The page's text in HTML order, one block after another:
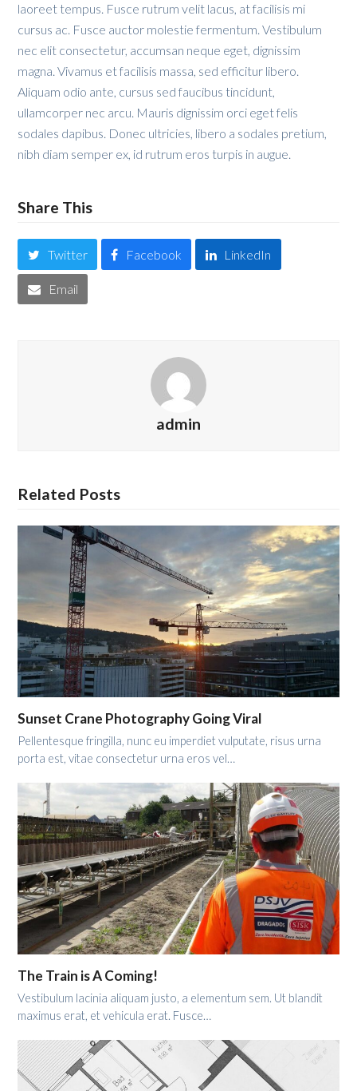
laoreet tempus. Fusce rutrum velit lacus, at facilisis mi
cursus ac. Fusce auctor molestie fermentum. Vestibulum
nec elit consectetur, accumsan neque eget, dignissim
magna. Vivamus et facilisis massa, sed efficitur libero.
Aliquam odio ante, cursus sed faucibus tincidunt,
ullamcorper nec arcu. Mauris dignissim orci eget felis
sodales dapibus. Donec ultricies, libero a sodales pretium,
nibh diam semper ex, id rutrum eros turpis in augue.
Share This
Twitter Facebook LinkedIn
Email
admin
Related Posts
Sunset Crane Photography Going Viral
Pellentesque fringilla, nunc eu imperdiet vulputate, risus urna
porta est, vitae consectetur urna eros vel…
The Train is A Coming!
Vestibulum lacinia aliquam justo, a elementum sem. Ut blandit
maximus erat, et vehicula erat. Fusce…